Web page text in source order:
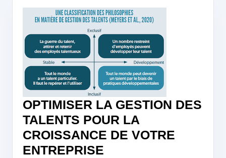
OPTIMISER LA GESTION DES
TALENTS POUR LA
CROISSANCE DE VOTRE
ENTREPRISE